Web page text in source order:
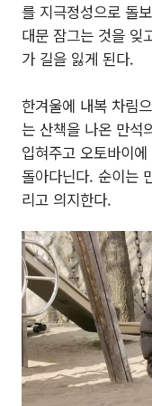
를 지극정성으로 돌
대문 잠그는 것을 잊
가 길을 잃게 된다.
한겨울에 내복 차림
는 산책을 나온 만석
입혀주고 오토바이
돌아다닌다. 순이는
리고 의지한다.